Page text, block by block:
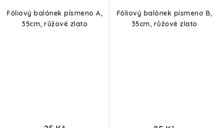
Fóliový balónek písmeno A,
35cm, růžové zlato
Fóliový balónek písmeno B,
35cm, růžové zlato